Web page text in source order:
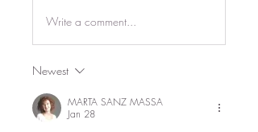
Write a comment...
Newest
MARTA SANZ MASSA
Jan 28